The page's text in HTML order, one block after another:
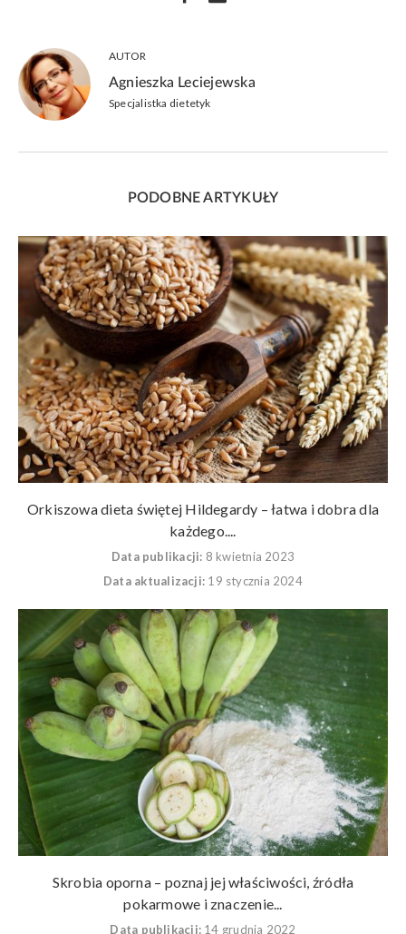
AUTOR
Agnieszka Leciejewska
Specjalistka dietetyk
PODOBNE ARTYKUŁY
Orkiszowa dieta świętej Hildegardy – łatwa i dobra dla
każdego....
Data publikacji: 8 kwietnia 2023
Data aktualizacji: 19 stycznia 2024
Skrobia oporna – poznaj jej właściwości, źródła
pokarmowe i znaczenie...
Data publikacji: 14 grudnia 2022